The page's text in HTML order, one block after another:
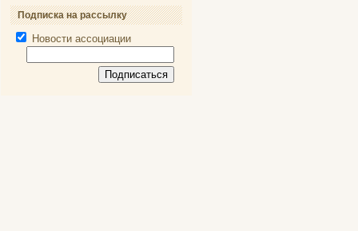
Подписка на рассылку
Новости ассоциации